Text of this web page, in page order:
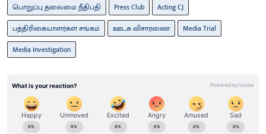
பொறுப்பு தலைமை நீதிபதி Press Club
Acting CJ
பத்திரிகையாளர்கள் சங்கம்
ஊடக விசாரணை
Media Trial
Media Investigation